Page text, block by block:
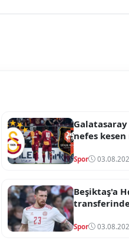
nefes
skoru
Spor
Beşiktaş'a
onay çıktı
Spor